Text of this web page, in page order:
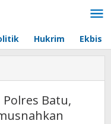
Hukrim Ekbis
Batu,